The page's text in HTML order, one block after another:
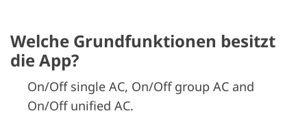
Welche Grundfunktionen besitzt
die App?
On/Off single AC, On/Off group AC and
On/Off unified AC.